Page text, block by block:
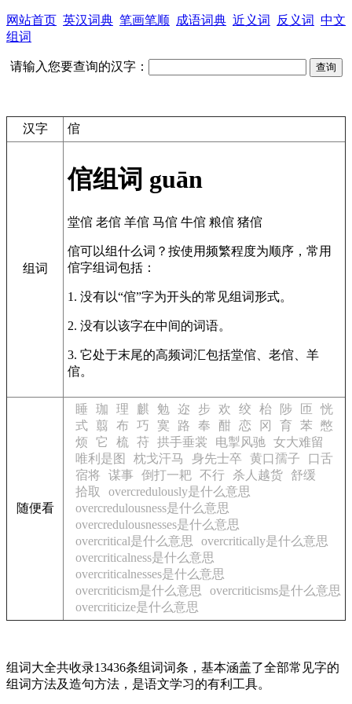
网站首页 英汉词典 笔画笔顺 成语词典 近义词 反义词 中文
组词
请输入您要查询的汉字：
汉字 倌
组词
倌组词 guān
堂倌 老倌 羊倌 马倌 牛倌 粮倌 猪倌
倌可以组什么词？按使用频繁程度为顺序，常用
倌字组词包括：
1. 没有以“倌”字为开头的常见组词形式。
2. 没有以该字在中间的词语。
3. 它处于末尾的高频词汇包括堂倌、老倌、羊
倌。
随便看
睡 珈 理 麒 勉 迩 步 欢 绞 枱 陟 匝
恍
式 翦 布 巧 寞 路 奉 酣 恋 冈 育 苯 憋
烦
它 梳 苻 拱手垂裳 电掣风驰 女大难留
唯利是图
枕戈汗马 身先士卒 黄口孺子
口舌
宿将
谋事 倒打一耙 不行 杀人越货 舒缓
拾取
overcredulously是什么意思
overcredulousness是什么意思
overcredulousnesses是什么意思
overcritical是什么意思
overcritically是什么意思
overcriticalness是什么意思
overcriticalnesses是什么意思
overcriticism是什么意思
overcriticisms是什么意思
overcriticize是什么意思
组词大全共收录13436条组词词条，基本涵盖了全部常见字的
组词方法及造句方法，是语文学习的有利工具。